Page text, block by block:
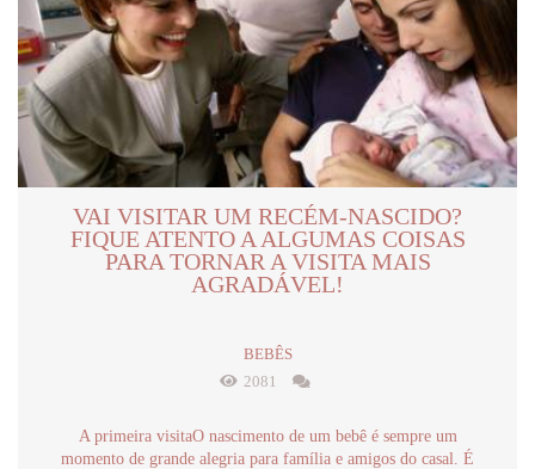
VAI VISITAR UM RECÉM-NASCIDO?
FIQUE ATENTO A ALGUMAS COISAS
PARA TORNAR A VISITA MAIS
AGRADÁVEL!
BEBÊS
2081
A primeira visitaO nascimento de um bebê é sempre um
momento de grande alegria para família e amigos do casal. É